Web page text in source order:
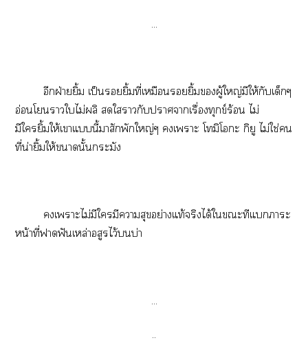
...
อีกฝ่ายยิ้ม เป็นยิ้มที่เหมือนยิ้มผู้ใหญ่มีให้กับเด็กๆ
อ่อนโาใไม่ผลิ ใากับาาเรื่องทุกข์ร้อน ไม่
มีใยิ้มให้เาแนี้มาสักพักใหญ่ๆ เาะ โมิโะ กิยู ไม่ใช่คน
ที่น่ายิ้มให้านั้นกระมัง
เาะไม่มีใมีาสุขอย่างแท้จริงได้ใะทีแาะ
หน้าที่าฟันเหล่าอสูรไว้บ่า
...
..